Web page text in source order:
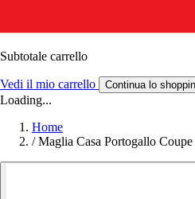
Subtotale carrello
Vedi il mio carrello Continua lo
Loading...
Home
/ Maglia Casa Portogallo